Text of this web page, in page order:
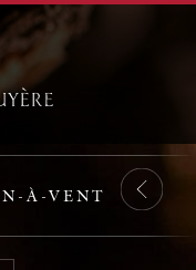
À-VENT